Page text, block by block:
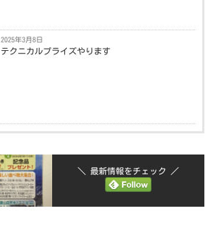
2025年3月8日
テクニカルプライズやります
＼ 最新情報をチェック ／